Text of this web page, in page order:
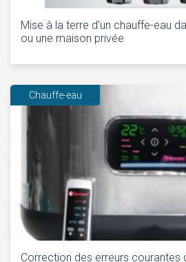
Mise à la terre d'un chauffe-eau
ou une maison privée
Chauffe-eau
Correction des erreurs courantes